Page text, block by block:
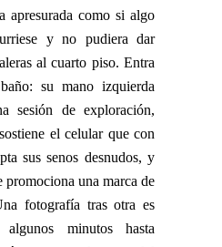
apresurada como si algo
y no pudiera dar
al cuarto piso. Entra
su mano izquierda
sesión de exploración,
el celular que con
sus senos desnudos, y
promociona una marca de
fotografía tras otra es
algunos minutos hasta